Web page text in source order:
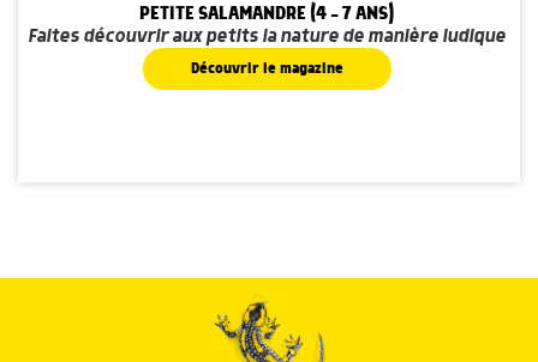
PETITE SALAMANDRE (4 - 7 ANS)
Faites découvrir aux petits la nature de manière ludique
Découvrir le magazine